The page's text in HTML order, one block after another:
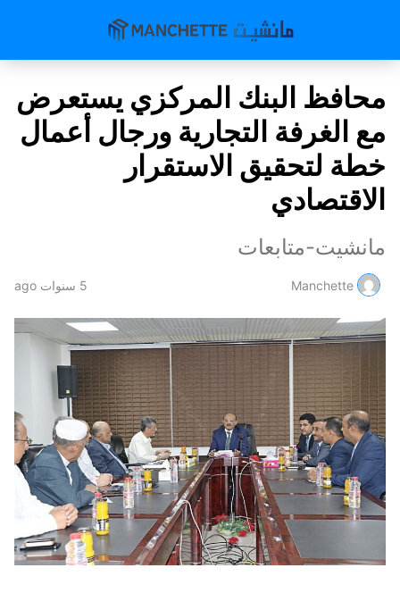
محافظ البنك المركزي يستعرض
مع الغرفة التجارية ورجال أعمال
خطة لتحقيق الاستقرار
الاقتصادي
مانشيت-متابعات
Manchette 5 سنوات ago